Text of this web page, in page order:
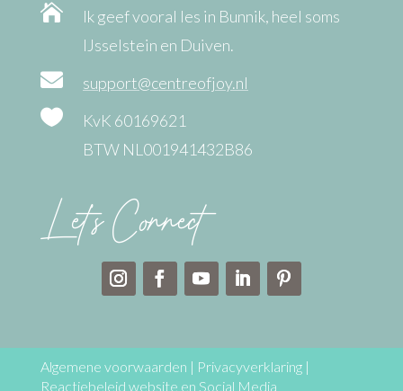

Ik geef vooral les in Bunnik, heel soms
IJsselstein en Duiven.
 support@centreofjoy.nl

KvK 60169621
BTW NL001941432B86
Let’s Connect
Algemene voorwaarden | Privacyverklaring|
Reactiebeleid website en Social Media